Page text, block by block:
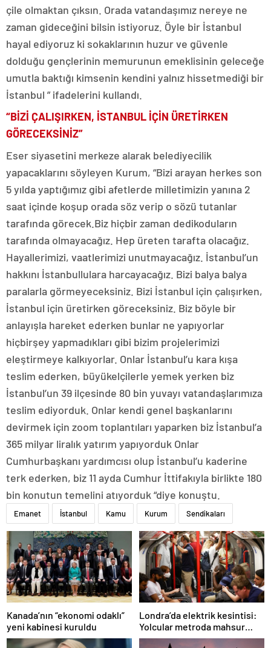
çile olmaktan çıksın. Orada vatandaşımız nereye ne
zaman gideceğini bilsin istiyoruz. Öyle bir İstanbul
hayal ediyoruz ki sokaklarının huzur ve güvenle
dolduğu gençlerinin memurunun emeklisinin geleceğe
umutla baktığı kimsenin kendini yalnız hissetmediği bir
İstanbul ” ifadelerini kullandı.
“BİZİ ÇALIŞIRKEN, İSTANBUL İÇİN ÜRETİRKEN
GÖRECEKSİNİZ”
Eser siyasetini merkeze alarak belediyecilik
yapacaklarını söyleyen Kurum, “Bizi arayan herkes son
5 yılda yaptığımız gibi afetlerde milletimizin yanına 2
saat içinde koşup orada söz verip o sözü tutanlar
tarafında görecek.Biz hiçbir zaman dedikoduların
tarafında olmayacağız. Hep üreten tarafta olacağız.
Hayallerimizi, vaatlerimizi unutmayacağız. İstanbul’un
hakkını İstanbullulara harcayacağız. Bizi balya balya
paralarla görmeyeceksiniz. Bizi İstanbul için çalışırken,
İstanbul için üretirken göreceksiniz. Biz böyle bir
anlayışla hareket ederken bunlar ne yapıyorlar
hiçbirşey yapmadıkları gibi bizim projelerimizi
eleştirmeye kalkıyorlar. Onlar İstanbul’u kara kışa
teslim ederken, büyükelçilerle yemek yerken biz
İstanbul’un 39 ilçesinde 80 bin yuvayı vatandaşlarımıza
teslim ediyorduk. Onlar kendi genel başkanlarını
devirmek için zoom toplantıları yaparken biz İstanbul’a
365 milyar liralık yatırım yapıyorduk Onlar
Cumhurbaşkanı yardımcısı olup İstanbul’u kaderine
terk ederken, biz 11 ayda Cumhur İttifakıyla birlikte 180
bin konutun temelini atıyorduk “diye konuştu.
Emanet İstanbul Kamu Kurum Sendikaları
Kanada’nın “ekonomi odaklı”
yeni kabinesi kuruldu
Londra’da elektrik kesintisi:
Yolcular metroda mahsur
kaldı